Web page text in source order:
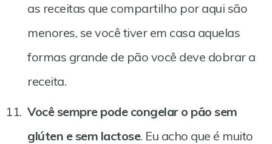
as receitas que compartilho por aqui são
menores, se você tiver em casa aquelas
formas grande de pão você deve dobrar a
receita.
Você sempre pode congelar o pão sem
glúten e sem lactose. Eu acho que é muito